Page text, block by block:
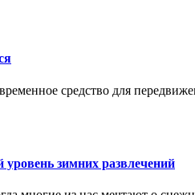
средство для
зимних развлечений